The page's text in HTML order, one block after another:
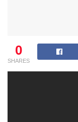
0
SHARES